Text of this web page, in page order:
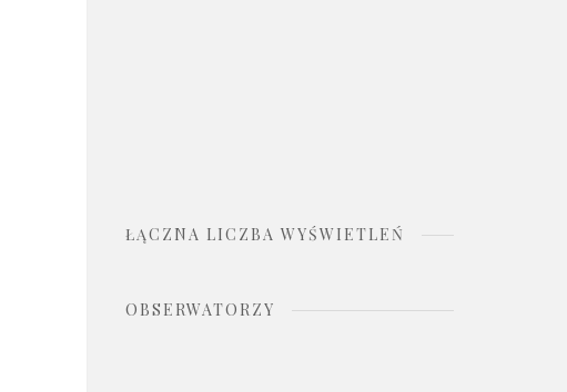
ŁĄCZNA LICZBA WYŚWIETLEŃ
OBSERWATORZY